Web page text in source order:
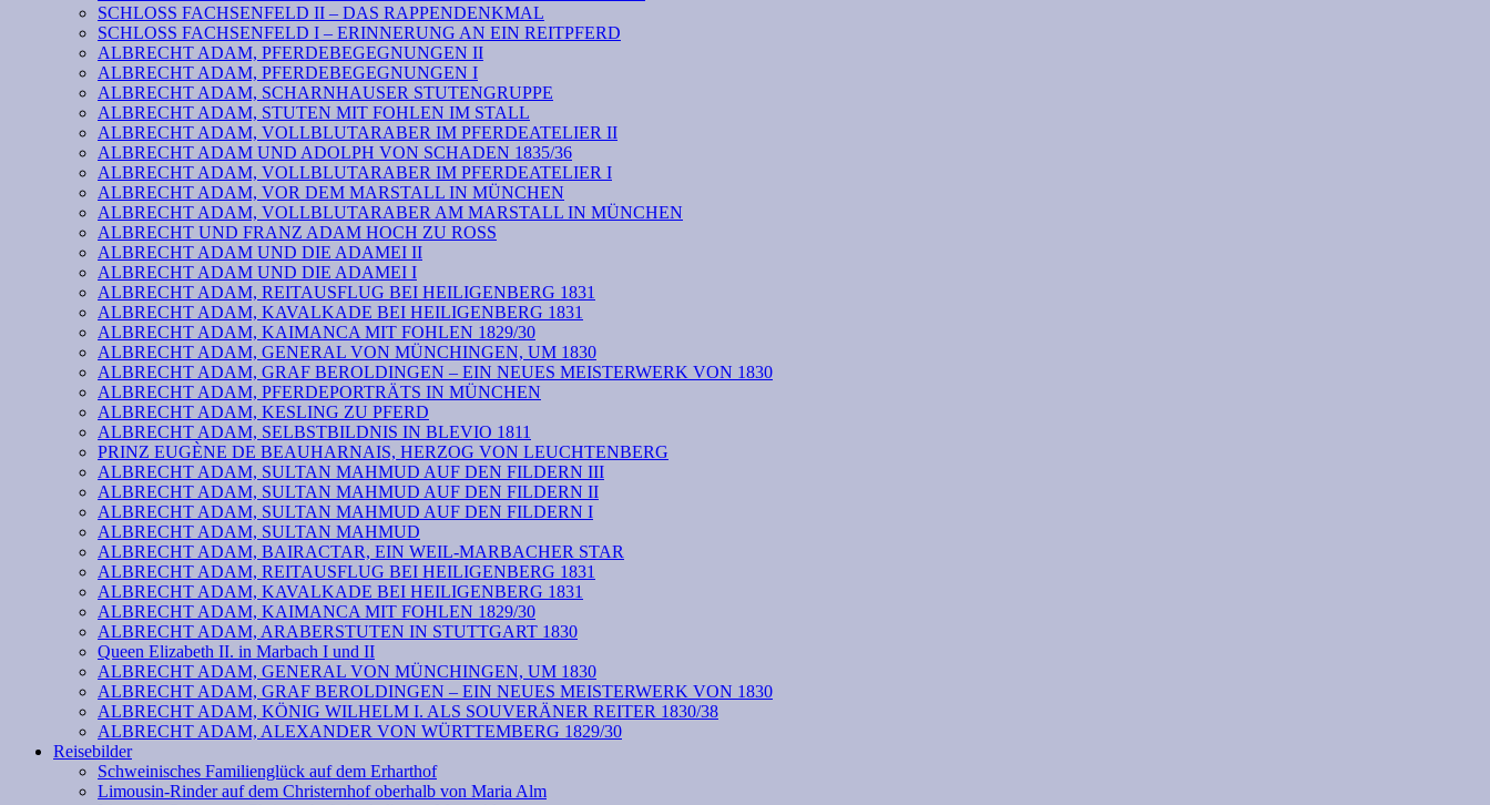
SCHLOSS FACHSENFELD II – DAS RAPPENDENKMAL
SCHLOSS FACHSENFELD I – ERINNERUNG AN EIN REITPFERD
ALBRECHT ADAM, PFERDEBEGEGNUNGEN II
ALBRECHT ADAM, PFERDEBEGEGNUNGEN I
ALBRECHT ADAM, SCHARNHAUSER STUTENGRUPPE
ALBRECHT ADAM, STUTEN MIT FOHLEN IM STALL
ALBRECHT ADAM, VOLLBLUTARABER IM PFERDEATELIER II
ALBRECHT ADAM UND ADOLPH VON SCHADEN 1835/36
ALBRECHT ADAM, VOLLBLUTARABER IM PFERDEATELIER I
ALBRECHT ADAM, VOR DEM MARSTALL IN MÜNCHEN
ALBRECHT ADAM, VOLLBLUTARABER AM MARSTALL IN MÜNCHEN
ALBRECHT UND FRANZ ADAM HOCH ZU ROSS
ALBRECHT ADAM UND DIE ADAMEI II
ALBRECHT ADAM UND DIE ADAMEI I
ALBRECHT ADAM, REITAUSFLUG BEI HEILIGENBERG 1831
ALBRECHT ADAM, KAVALKADE BEI HEILIGENBERG 1831
ALBRECHT ADAM, KAIMANCA MIT FOHLEN 1829/30
ALBRECHT ADAM, GENERAL VON MÜNCHINGEN, UM 1830
ALBRECHT ADAM, GRAF BEROLDINGEN – EIN NEUES MEISTERWERK VON 1830
ALBRECHT ADAM, PFERDEPORTRÄTS IN MÜNCHEN
ALBRECHT ADAM, KESLING ZU PFERD
ALBRECHT ADAM, SELBSTBILDNIS IN BLEVIO 1811
PRINZ EUGÈNE DE BEAUHARNAIS, HERZOG VON LEUCHTENBERG
ALBRECHT ADAM, SULTAN MAHMUD AUF DEN FILDERN III
ALBRECHT ADAM, SULTAN MAHMUD AUF DEN FILDERN II
ALBRECHT ADAM, SULTAN MAHMUD AUF DEN FILDERN I
ALBRECHT ADAM, SULTAN MAHMUD
ALBRECHT ADAM, BAIRACTAR, EIN WEIL-MARBACHER STAR
ALBRECHT ADAM, REITAUSFLUG BEI HEILIGENBERG 1831
ALBRECHT ADAM, KAVALKADE BEI HEILIGENBERG 1831
ALBRECHT ADAM, KAIMANCA MIT FOHLEN 1829/30
ALBRECHT ADAM, ARABERSTUTEN IN STUTTGART 1830
Queen Elizabeth II. in Marbach I und II
ALBRECHT ADAM, GENERAL VON MÜNCHINGEN, UM 1830
ALBRECHT ADAM, GRAF BEROLDINGEN – EIN NEUES MEISTERWERK VON 1830
ALBRECHT ADAM, KÖNIG WILHELM I. ALS SOUVERÄNER REITER 1830/38
ALBRECHT ADAM, ALEXANDER VON WÜRTTEMBERG 1829/30
Reisebilder
Schweinisches Familienglück auf dem Erharthof
Limousin-Rinder auf dem Christernhof oberhalb von Maria Alm